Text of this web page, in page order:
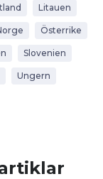
Litauen
Österrike
Slovenien
Ungern